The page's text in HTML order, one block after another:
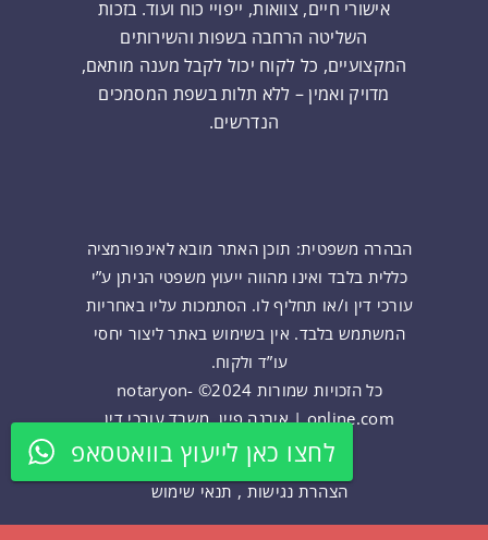
אישורי חיים, צוואות, ייפויי כוח ועוד. בזכות
השליטה הרחבה בשפות והשירותים
המקצועיים, כל לקוח יכול לקבל מענה מותאם,
מדויק ואמין – ללא תלות בשפת המסמכים
הנדרשים.
הבהרה משפטית: תוכן האתר מובא לאינפורמציה
כללית בלבד ואינו מהווה ייעוץ משפטי הניתן ע”י
עורכי דין ו/או תחליף לו. הסתמכות עליו באחריות
המשתמש בלבד. אין בשימוש באתר ליצור יחסי
עו”ד ולקוח.
כל הזכויות שמורות 2024© notaryon-
online.com | אירנה פיין, משרד עורכי דין
ונוטריון
הצהרת נגישות , תנאי שימוש
לחצו כאן לייעוץ בוואטסאפ